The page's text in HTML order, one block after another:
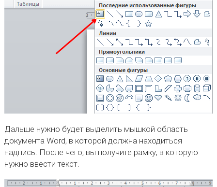
Дальше нужно будет выделить мышкой область
документа Word, в которой должна находиться
надпись. После чего, вы получите рамку, в которую
нужно ввести текст.